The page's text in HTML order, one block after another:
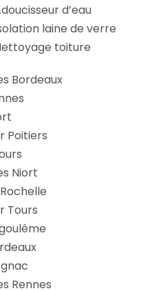
d’eau
laine de verre
toiture
Bordeaux
Poitiers
Niort
Tours
Rennes